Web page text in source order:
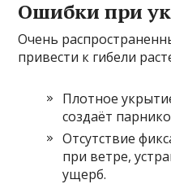
Ошибки при
Очень
привести к гибели
Плотное
создаёт
Отсутствие
при ветре,
ущерб.